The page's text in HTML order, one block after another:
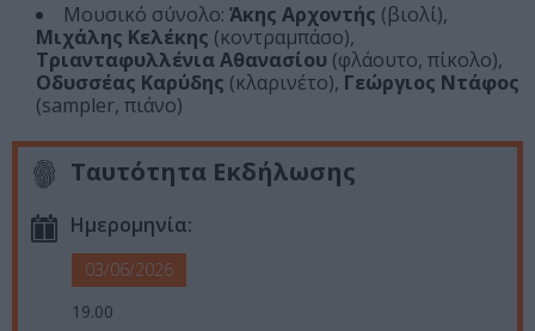
Μουσικό σύνολο: Άκης Αρχοντής (βιολί),
Μιχάλης Κελέκης (κοντραμπάσο),
Τριανταφυλλένια Αθανασίου (φλάουτο, πίκολο),
Οδυσσέας Καρύδης (κλαρινέτο), Γεώργιος Ντάφος
(sampler, πιάνο)
Ταυτότητα Εκδήλωσης
Ημερομηνία:
03/06/2026
19.00